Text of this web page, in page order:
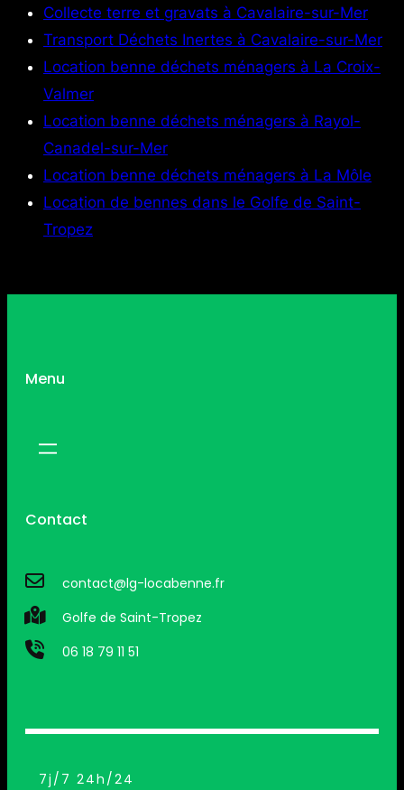
Collecte terre et gravats à Cavalaire-sur-Mer
Transport Déchets Inertes à Cavalaire-sur-Mer
Location benne déchets ménagers à La Croix-
Valmer
Location benne déchets ménagers à Rayol-
Canadel-sur-Mer
Location benne déchets ménagers à La Môle
Location de bennes dans le Golfe de Saint-
Tropez
Menu
Contact
contact@lg-locabenne.fr
Golfe de Saint-Tropez
06 18 79 11 51
7j/7 24h/24